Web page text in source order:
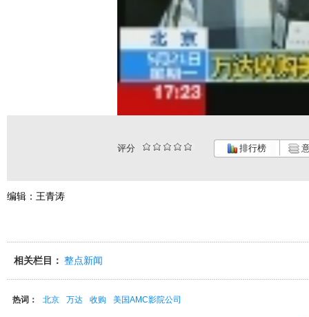
评分 排行榜
编辑：王青涛
相关栏目： 整点新闻
热词： 北京 万达 收购 美国AMC影院公司